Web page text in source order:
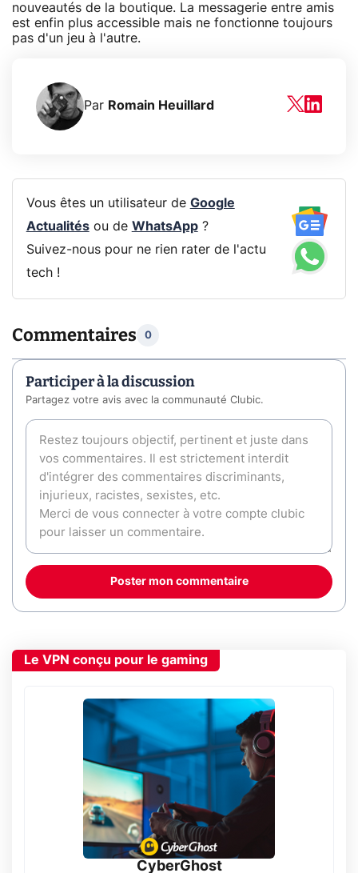
nouveautés de la boutique. La messagerie entre amis
est enfin plus accessible mais ne fonctionne toujours
pas d'un jeu à l'autre.
Par Romain Heuillard
Vous êtes un utilisateur de Google
Actualitésou de WhatsApp?
Suivez-nous pour ne rien rater de l'actu
tech !
Commentaires 0
Participer à la discussion
Partagez votre avis avec la communauté Clubic.
Poster mon commentaire
Le VPN conçu pour le gaming
CyberGhost